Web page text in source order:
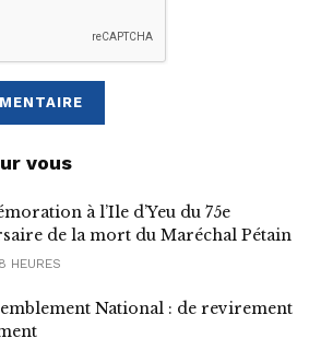
vous
à l’Ile d’Yeu du 75e
de la mort du Maréchal Pétain
HEURES
National : de revirement